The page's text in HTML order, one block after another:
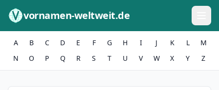
vornamen-weltweit.de
A B C D E F G H I J K L
M
N
O P Q R S T U V W X Y Z